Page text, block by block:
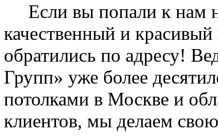
Если вы попали к нам
качественный и
обратились по адресу!
Групп» уже более
потолками в Москве и
клиентов, мы делаем